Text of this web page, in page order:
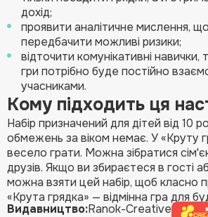
дохід;
проявити аналітичне мислення,
передбачити можливі ризики;
відточити комунікативні
гри потрібно буде постійно
учасниками.
Кому підходить ця
Набір призначений для дітей від 10
обмежень за віком немає. У «Круту
весело грати. Можна зібратися
друзів. Якщо ви збираєтеся в гості
можна взяти цей набір, щоб класно
«Крута грядка» — відмінна гра для
Видавництво:Ranok-Creative